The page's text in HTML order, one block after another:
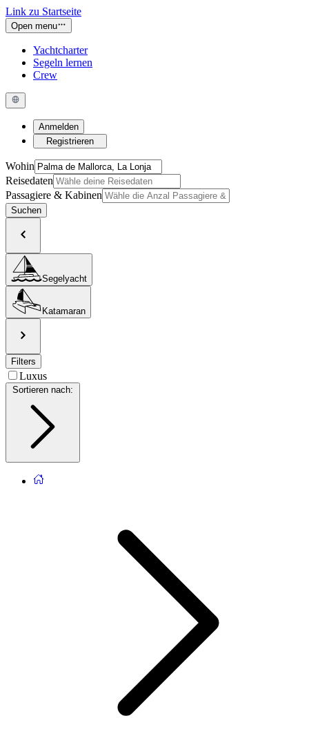
Link zu Startseite
Open menu
Yachtcharter
Segeln lernen
Crew
Anmelden
Registrieren
Wohin
Reisedaten
Passagiere & Kabinen
Suchen
Segelyacht
Katamaran
Filters
Luxus
Sortieren nach